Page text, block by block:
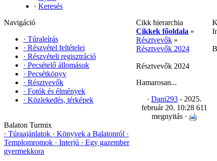
· Keresés
Navigáció
· Túraleírás
· Részvétel feltételei
· Részvételi regisztráció
· Pecsételő állomások
· Pecsétkönyv
· Résztvevők
· Fotók és élmények
· Közlekedés, térképek
Balaton Turmix
· Túraajánlatok · Könyvek a Balatonról ·
Templomromok · Interjú · Egy gazember
gyermekkora
Cikk hierarchia
Cikkek főoldala »
Résztvevők »
Résztvevők 2024
Résztvevők 2024
Hamarosan...
· Dani293 - 2025.
február 20. 10:28 611
megnyitás ·